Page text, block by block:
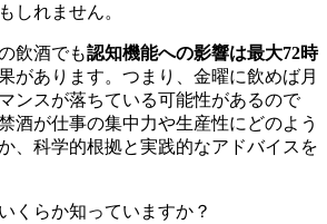
しれません。
飲酒でも認知機能への影響は最大72時
があります。つまり、金曜に飲めば月
ンスが落ちている可能性があるので
酒が仕事の集中力や生産性にどのよう
、科学的根拠と実践的なアドバイスを
くらか知っていますか？